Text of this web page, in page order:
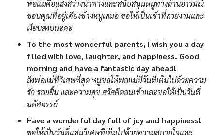
พ่อแม่คือแสงสว่างนำทางและสนับสนุนหนูทางด้านอารมณ์
ขอบคุณที่อยู่เคียงข้างหนูเสมอ ขอให้เป็นเช้าที่สวยงามและ
เงียบสงบนะคะ
To the most wonderful parents, I wish you a day
filled with love, laughter, and happiness. Good
morning and have a fantastic day ahead!
ถึงพ่อแม่ที่วิเศษที่สุด หนูขอให้พ่อแม่มีวันที่เต็มไปด้วยความ
รัก รอยยิ้ม และความสุข สวัสดีตอนเช้าและขอให้เป็นวันที่
มหัศจรรย์
Have a wonderful day full of joy and happiness!
ขอให้เป็นวันที่แสนวิเศษที่เต็มไปด้วยความสบายใจและ